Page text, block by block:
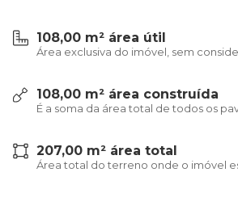
108,00 m² área útil
Área exclusiva do imóvel, sem
108,00 m² área construída
É a soma da área total de todos os
207,00 m² área total
Área total do terreno onde o imóvel